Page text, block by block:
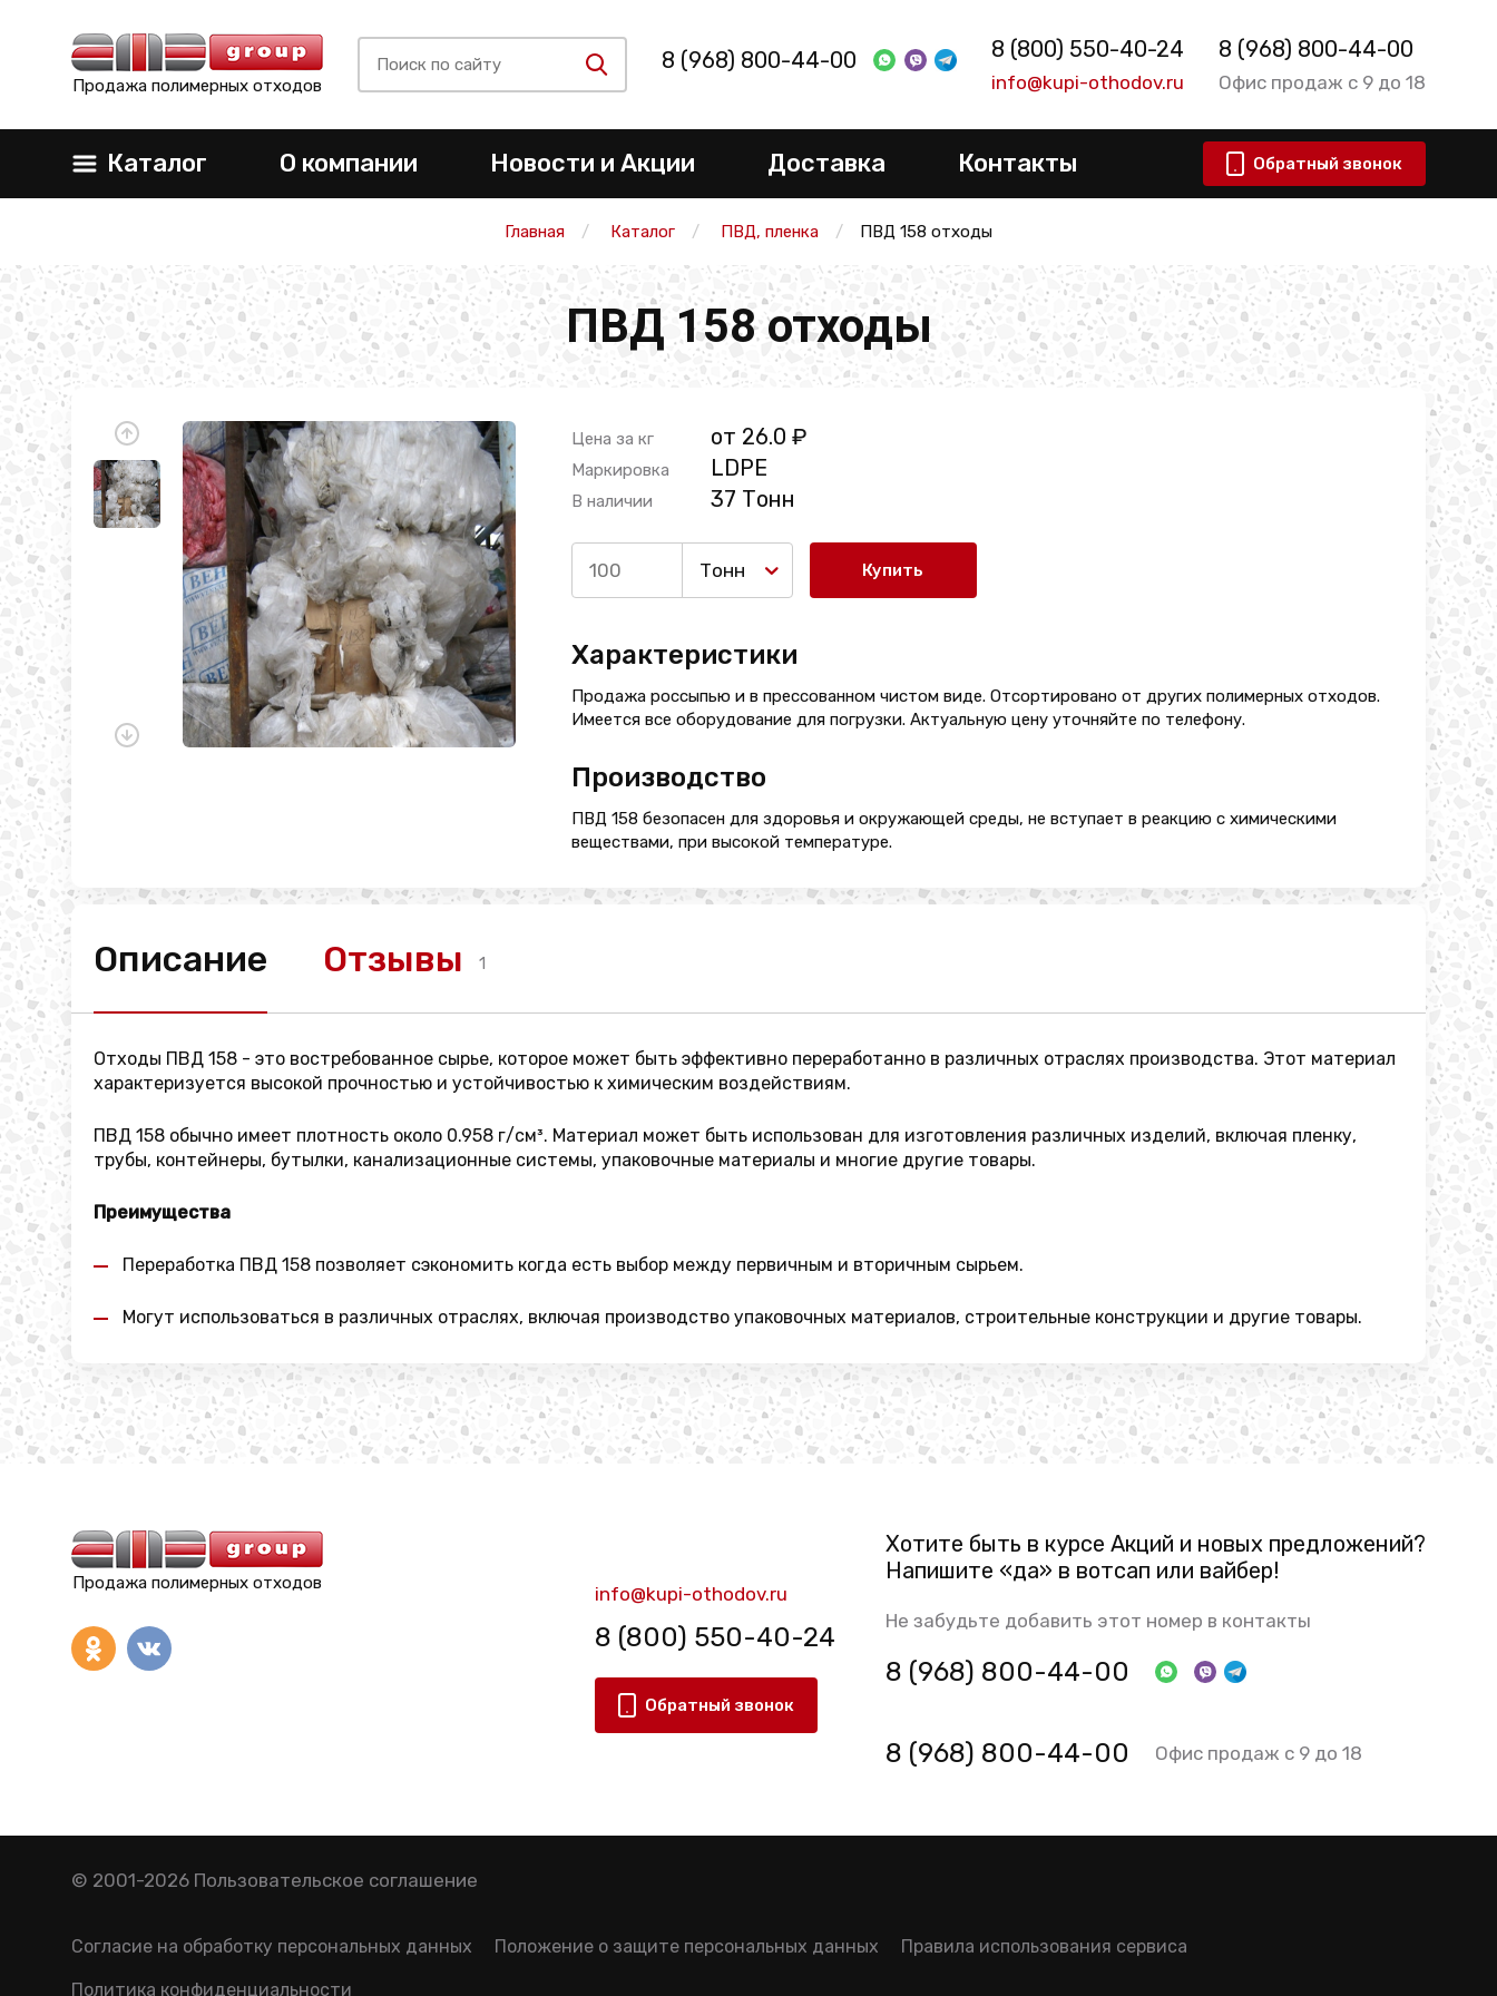
Продажа полимерных отходов
8 (968) 800-44-00 8 (800) 550-40-24
info@kupi-othodov.ru
8 (968) 800-44-00
Офис продаж с 9 до 18
Каталог О компании Новости и Акции Доставка Контакты Обратный звонок
Главная Каталог ПВД, пленка ПВД 158 отходы
ПВД 158 отходы
Цена за кг от 26.0 ₽
Маркировка LDPE
В наличии 37 Тонн
Тонн Купить
Характеристики
Продажа россыпью и в прессованном чистом виде. Отсортировано от других полимерных отходов.
Имеется все оборудование для погрузки. Актуальную цену уточняйте по телефону.
Производство
ПВД 158 безопасен для здоровья и окружающей среды, не вступает в реакцию с химическими
веществами, при высокой температуре.
Описание Отзывы 1
Отходы ПВД 158 - это востребованное сырье, которое может быть эффективно переработанно в различных отраслях производства. Этот материал
характеризуется высокой прочностью и устойчивостью к химическим воздействиям.
ПВД 158 обычно имеет плотность около 0.958 г/см³. Материал может быть использован для изготовления различных изделий, включая пленку,
трубы, контейнеры, бутылки, канализационные системы, упаковочные материалы и многие другие товары.
Преимущества
Переработка ПВД 158 позволяет сэкономить когда есть выбор между первичным и вторичным сырьем.
Могут использоваться в различных отраслях, включая производство упаковочных материалов, строительные конструкции и другие товары.
Продажа полимерных отходов info@kupi-othodov.ru
8 (800) 550-40-24
Обратный звонок
Хотите быть в курсе Акций и новых предложений?
Напишите «да» в вотсап или вайбер!
Не забудьте добавить этот номер в контакты
8 (968) 800-44-00
8 (968) 800-44-00 Офис продаж с 9 до 18
© 2001-2026 Пользовательское соглашение
Согласие на обработку персональных данных Положение о защите персональных данных Правила использования сервиса
Политика конфиденциальности